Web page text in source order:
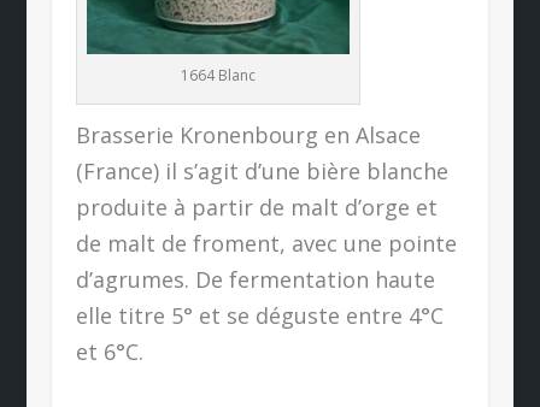
1664 Blanc
Brasserie Kronenbourg en Alsace
(France) il s’agit d’une bière blanche
produite à partir de malt d’orge et
de malt de froment, avec une pointe
d’agrumes. De fermentation haute
elle titre 5° et se déguste entre 4°C
et 6°C.